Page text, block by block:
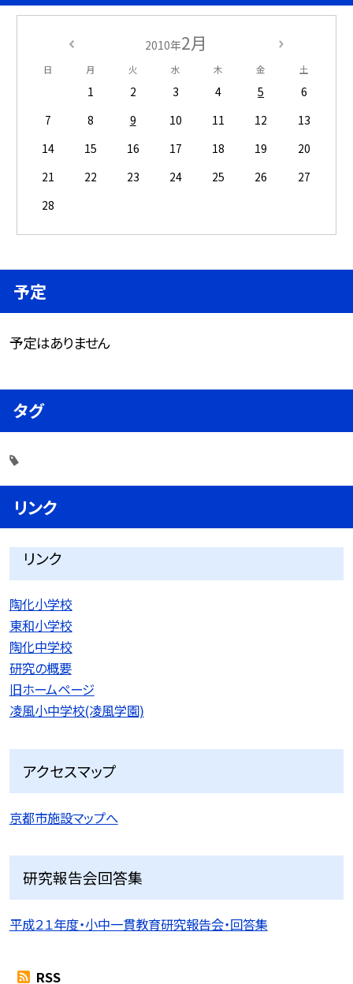
2010年2月
日 月 火 水 木 金 土
1 2 3 4 5
6
7
8 9 10 11 12
13
14
15 16 17 18 19
20
21
22 23 24 25 26
27
28
予定
予定はありません
タグ
リンク
リンク
陶化小学校
東和小学校
陶化中学校
研究の概要
旧ホームページ
凌風小中学校(凌風学園)
アクセスマップ
京都市施設マップへ
研究報告会回答集
平成２１年度・小中一貫教育研究報告会・回答集
RSS